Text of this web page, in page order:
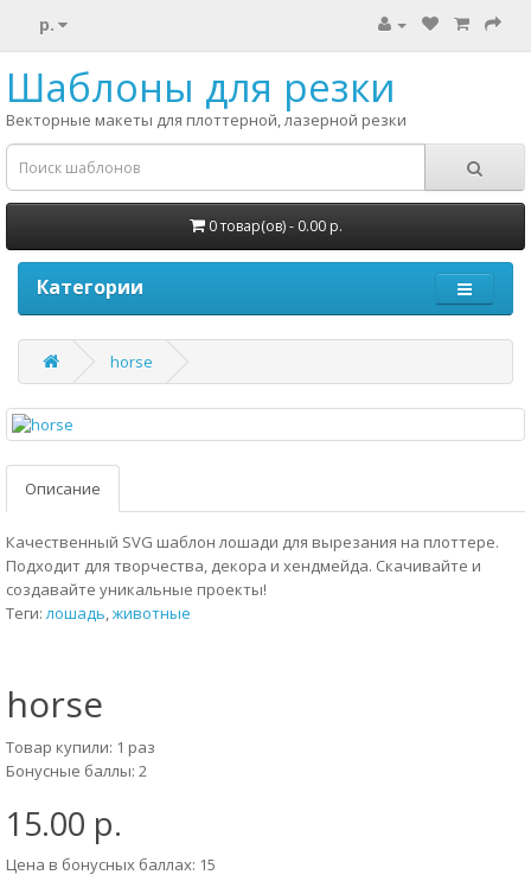
р.
Шаблоны для резки
Векторные макеты для плоттерной, лазерной резки
0 товар(ов) - 0.00 р.
Категории
horse
Описание
Качественный SVG шаблон лошади для вырезания на плоттере.
Подходит для творчества, декора и хендмейда. Скачивайте и
создавайте уникальные проекты!
Теги:лошадь,животные
horse
Товар купили: 1 раз
Бонусные баллы: 2
15.00 р.
Цена в бонусных баллах: 15